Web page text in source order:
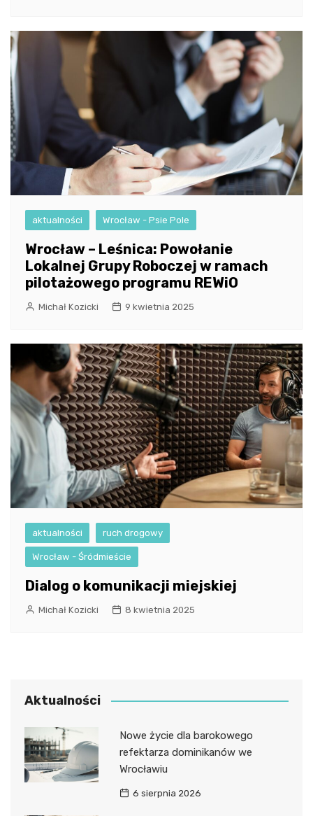
aktualności Wrocław - Psie Pole
Wrocław – Leśnica: Powołanie
Lokalnej Grupy Roboczej w ramach
pilotażowego programu REWiO
Michał Kozicki 9 kwietnia 2025
aktualności ruch drogowy
Wrocław - Śródmieście
Dialog o komunikacji miejskiej
Michał Kozicki 8 kwietnia 2025
Aktualności
Nowe życie dla barokowego
refektarza dominikanów we
Wrocławiu
6 sierpnia 2026